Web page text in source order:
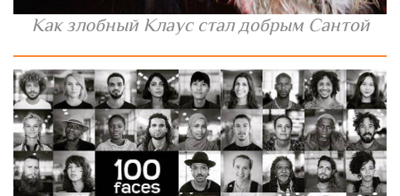
Как злобный Клаус стал добрым Сантой